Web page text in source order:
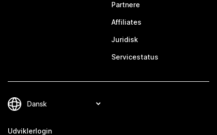
Partnere
Affiliates
Juridisk
Servicestatus
Udviklerlogin